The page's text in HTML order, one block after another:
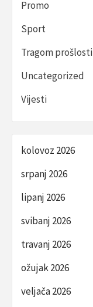
Promo
Sport
Tragom prošlosti
Uncategorized
Vijesti
kolovoz 2026
srpanj 2026
lipanj 2026
svibanj 2026
travanj 2026
ožujak 2026
veljača 2026